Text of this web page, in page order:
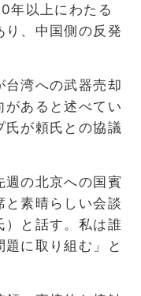
年以上にわたる
り、中国側の反発
台湾への武器売却
があると述べてい
氏が頼氏との協議
週の北京への国賓
と素晴らしい会談
）と話す。私は誰
題に取り組む」と